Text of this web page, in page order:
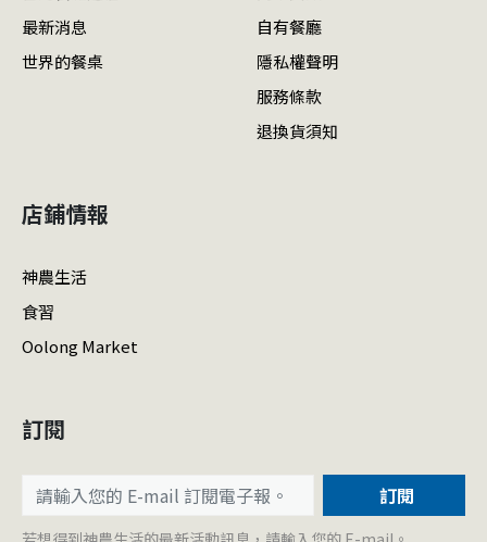
最新消息
世界的餐桌
自有餐廳
隱私權聲明
服務條款
退換貨須知
店鋪情報
神農生活
食習
Oolong Market
訂閱
訂閱